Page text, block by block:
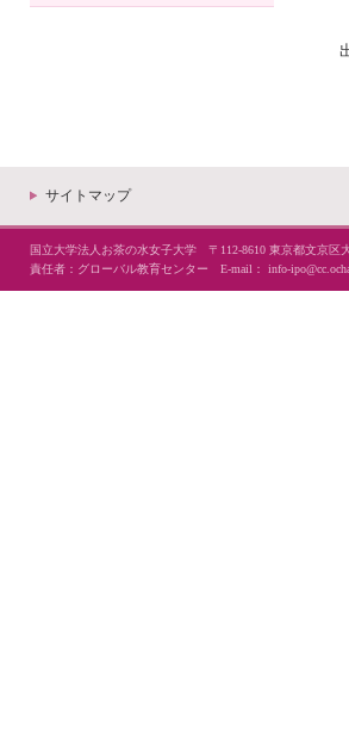
サイトマップ
国立大学法人お茶の水女子大学 〒112-8610 東京都文京区
責任者：グローバル教育センター E-mail： info-